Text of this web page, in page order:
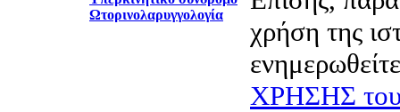
Ωτορινολαρυγγολογία
χρήση της
ΧΡΗΣΗΣ